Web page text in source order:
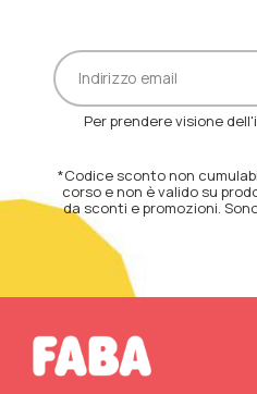
Per prendere visione
*Codice sconto non
corso e non è valido su
da sconti e promozioni.